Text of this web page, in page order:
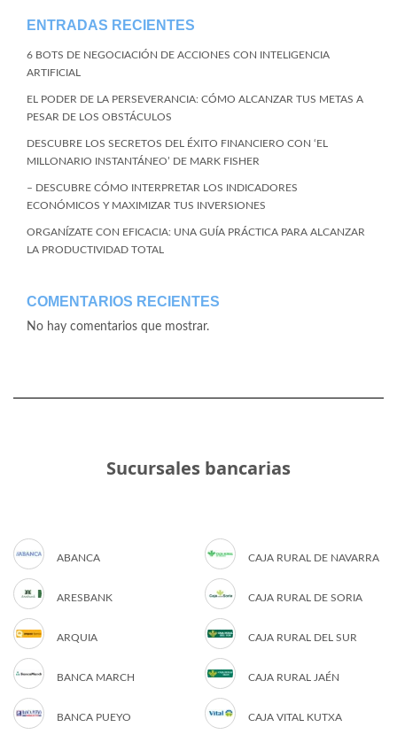
ENTRADAS RECIENTES
6 BOTS DE NEGOCIACIÓN DE ACCIONES CON INTELIGENCIA
ARTIFICIAL
EL PODER DE LA PERSEVERANCIA: CÓMO ALCANZAR TUS METAS A
PESAR DE LOS OBSTÁCULOS
DESCUBRE LOS SECRETOS DEL ÉXITO FINANCIERO CON ‘EL
MILLONARIO INSTANTÁNEO’ DE MARK FISHER
– DESCUBRE CÓMO INTERPRETAR LOS INDICADORES
ECONÓMICOS Y MAXIMIZAR TUS INVERSIONES
ORGANÍZATE CON EFICACIA: UNA GUÍA PRÁCTICA PARA ALCANZAR
LA PRODUCTIVIDAD TOTAL
COMENTARIOS RECIENTES
No hay comentarios que mostrar.
Sucursales bancarias
ABANCA
ARESBANK
ARQUIA
BANCA MARCH
BANCA PUEYO
CAJA RURAL DE NAVARRA
CAJA RURAL DE SORIA
CAJA RURAL DEL SUR
CAJA RURAL JAÉN
CAJA VITAL KUTXA